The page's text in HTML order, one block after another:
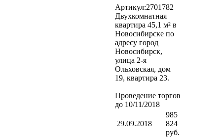
Артикул:2701782
Двухкомнатная
квартира 45,1 м² в
Новосибирске по
адресу город
Новосибирск,
улица 2-я
Ольховская, дом
19, квартира 23.
Проведение торгов
до 10/11/2018
29.09.2018
985
824
руб.